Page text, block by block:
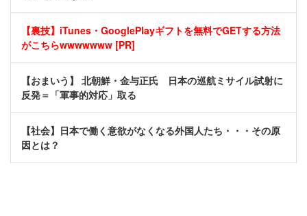
【裏技】iTunes・GooglePlayギフトを無料でGETする方法
がこちらwwwwwww [PR]
【おまいう】 北朝鮮・金与正氏 日本の巡航ミサイル試射に
反発＝「軍事的対応」取る
【社会】日本で働く意欲がなくなる外国人たち・・・その原
因とは？